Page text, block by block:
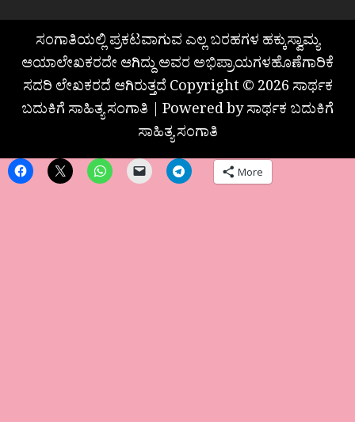
ಸಂಗಾತಿಯಲ್ಲಿ ಪ್ರಕಟವಾಗುವ ಎಲ್ಲ ಬರಹಗಳ ಹಕ್ಕುಸ್ವಾಮ್ಯ
ಆಯಾಲೇಖಕರದೇ ಆಗಿದ್ದು ಅವರ ಅಭಿಪ್ರಾಯಗಳಹೊಣೆಗಾರಿಕೆ
ಸದರಿ ಲೇಖಕರದೆ ಆಗಿರುತ್ತದೆ Copyright © 2026 ಸಾರ್ಥಕ
ಬದುಕಿಗೆ ಸಾಹಿತ್ಯ ಸಂಗಾತಿ | Powered by ಸಾರ್ಥಕ ಬದುಕಿಗೆ
ಸಾಹಿತ್ಯ ಸಂಗಾತಿ
More